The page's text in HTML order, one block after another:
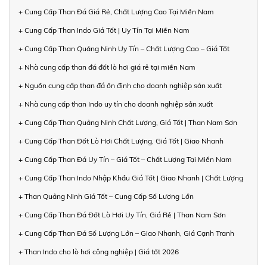
+ Cung Cấp Than Đá Giá Rẻ, Chất Lượng Cao Tại Miền Nam
+ Cung Cấp Than Indo Giá Tốt | Uy Tín Tại Miền Nam
+ Cung Cấp Than Quảng Ninh Uy Tín – Chất Lượng Cao – Giá Tốt
+ Nhà cung cấp than đá đốt lò hơi giá rẻ tại miền Nam
+ Nguồn cung cấp than đá ổn định cho doanh nghiệp sản xuất
+ Nhà cung cấp than Indo uy tín cho doanh nghiệp sản xuất
+ Cung Cấp Than Quảng Ninh Chất Lượng, Giá Tốt | Than Nam Sơn
+ Cung Cấp Than Đốt Lò Hơi Chất Lượng, Giá Tốt | Giao Nhanh
+ Cung Cấp Than Đá Uy Tín – Giá Tốt – Chất Lượng Tại Miền Nam
+ Cung Cấp Than Indo Nhập Khẩu Giá Tốt | Giao Nhanh | Chất Lượng
+ Than Quảng Ninh Giá Tốt – Cung Cấp Số Lượng Lớn
+ Cung Cấp Than Đá Đốt Lò Hơi Uy Tín, Giá Rẻ | Than Nam Sơn
+ Cung Cấp Than Đá Số Lượng Lớn – Giao Nhanh, Giá Cạnh Tranh
+ Than Indo cho lò hơi công nghiệp | Giá tốt 2026